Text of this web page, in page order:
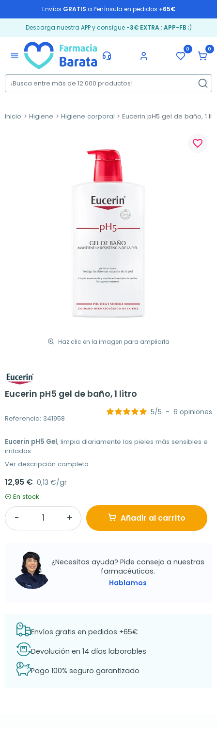
Envíos GRATIS a Península en pedidos +65€
Descarga nuestra APP y consigue -3€ EXTRA: APP-FB ;)
menu
0 0
Inicio Higiene Higiene corporal Eucerin pH5 gel de baño, 1
Haz clic en la imagen para ampliarla
favorite_border
Eucerin pH5 gel de baño, 1 litro
Referencia: 341958
5/5 - 6 opiniones
Eucerin pH5 Gel, limpia diariamente las pieles más sensibles e
irritadas.
Ver descripción completa
12,95 € 0,13 €/gr
En stock
Añadir al carrito
¿Necesitas ayuda? Pide consejo a nuestras
farmacéuticas.
Hablamos
Envíos gratis en pedidos +65€
Devolución en 14 días laborables
Pago 100% seguro garantizado